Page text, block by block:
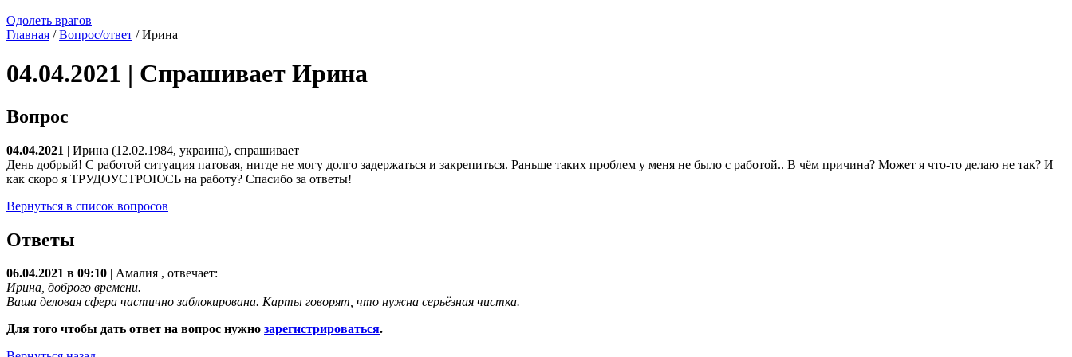
Одолеть врагов
Главная /Вопрос/ответ / Ирина
04.04.2021 | Спрашивает Ирина
Вопрос
04.04.2021 | Ирина (12.02.1984, украина), спрашивает
День добрый! С работой ситуация патовая, нигде не могу долго задержаться и закрепиться. Раньше таких проблем у меня не было с работой.. В чём причина? Может я что-то делаю не так? И
как скоро я ТРУДОУСТРОЮСЬ на работу? Спасибо за ответы!
Вернуться в список вопросов
Ответы
06.04.2021 в 09:10 Амалия , отвечает:
Ирина, доброго времени.
Ваша деловая сфера частично заблокирована. Карты говорят, что нужна серьёзная чистка.
Для того чтобы дать ответ на вопрос нужно зарегистрироваться.